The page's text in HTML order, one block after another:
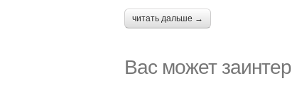
читать дальше →
Вас может